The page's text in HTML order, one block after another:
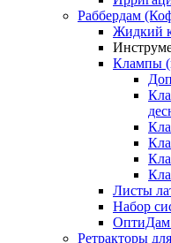
Раббердам
Жидкий
Клампы
Листы
Набор
ОптиДам
Ретракторы